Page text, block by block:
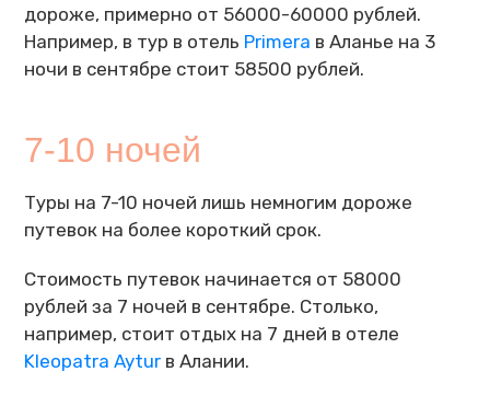
дороже, примерно от 56000-60000 рублей.
Например, в тур в отель Primera в Аланье на 3
ночи в сентябре стоит 58500 рублей.
7-10 ночей
Туры на 7-10 ночей лишь немногим дороже
путевок на более короткий срок.
Стоимость путевок начинается от 58000
рублей за 7 ночей в сентябре. Столько,
например, стоит отдых на 7 дней в отеле
Kleopatra Aytur в Алании.